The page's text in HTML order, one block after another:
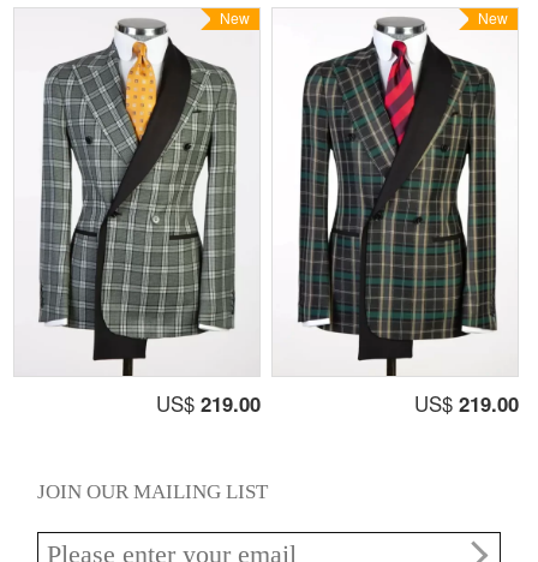
New
US$ 219.00
New
US$ 219.00
JOIN OUR MAILING LIST